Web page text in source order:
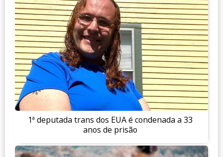
1ª deputada trans dos EUA é condenada a 33
anos de prisão